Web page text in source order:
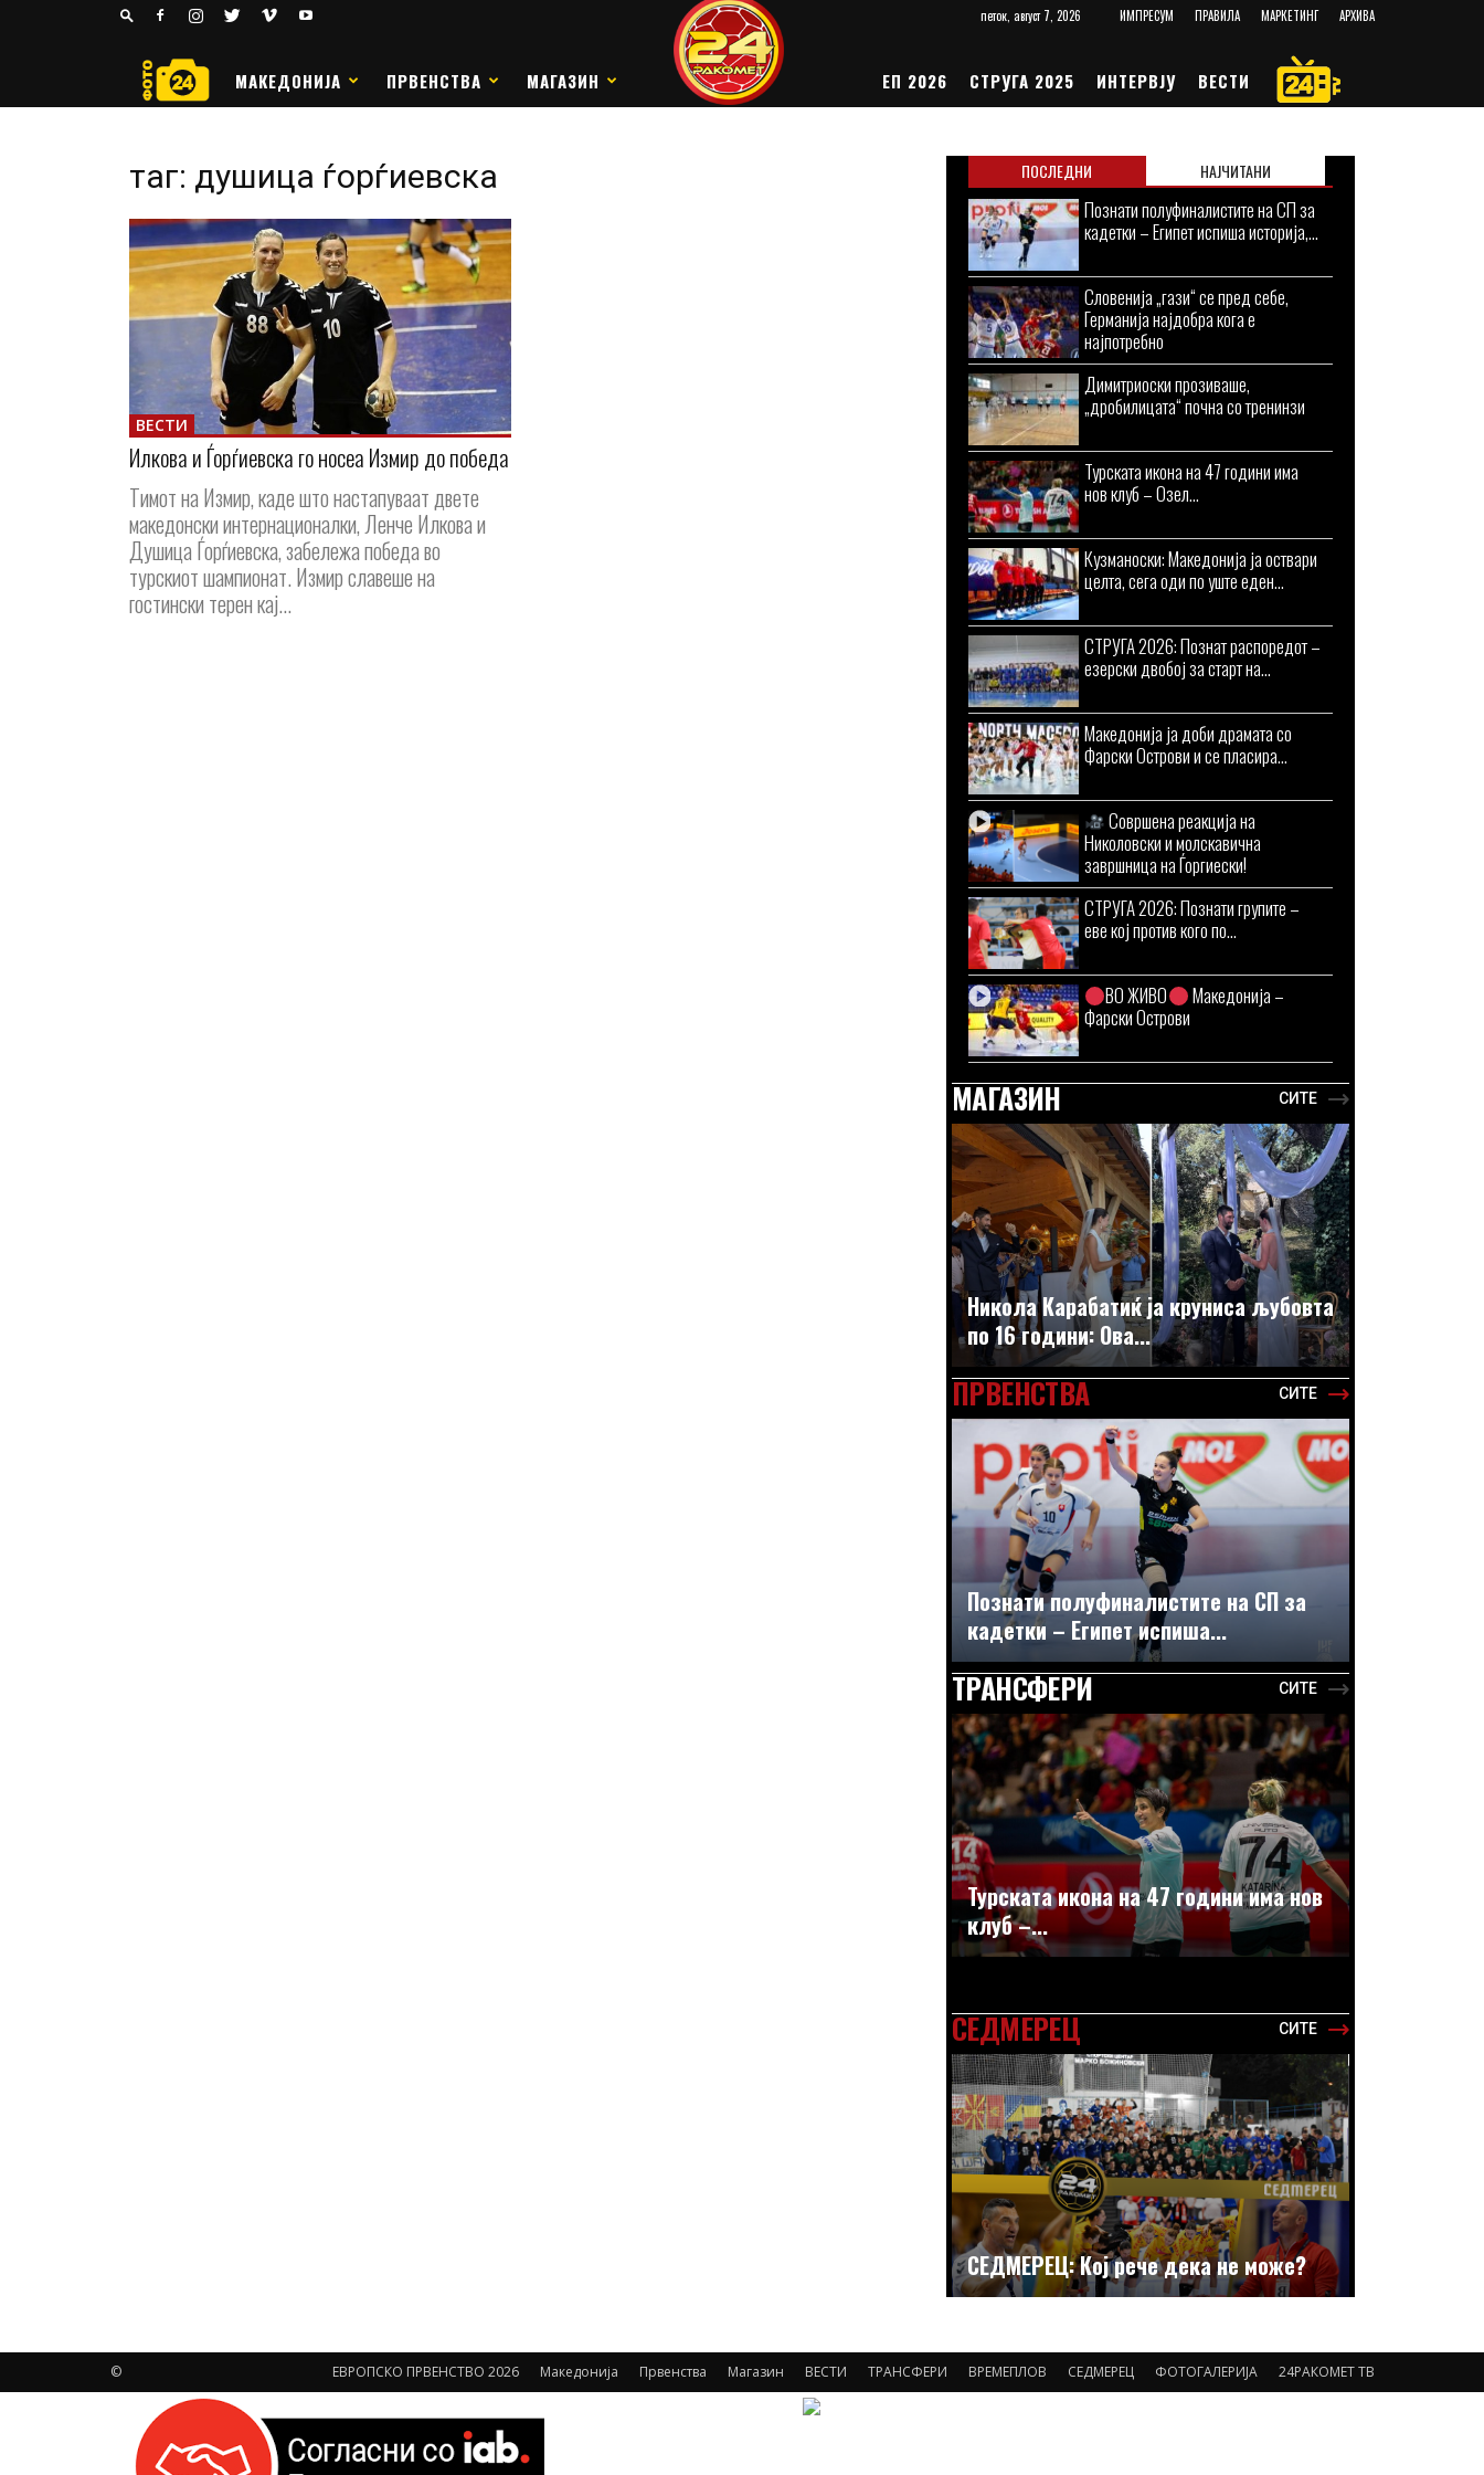
петок, август 7, 2026 ИМПРЕСУМ ПРАВИЛА МАРКЕТИНГ АРХИВА
РАКОМЕТ
МАКЕДОНИЈА ПРВЕНСТВА МАГАЗИН ЕП 2026 СТРУГА 2025 ИНТЕРВЈУ ВЕСТИ
таг: душица ѓорѓиевска
ВЕСТИ
Илкова и Ѓорѓиевска го носеа Измир до победа
Тимот на Измир, каде што настапуваат двете
македонски интернационалки, Ленче Илкова и
Душица Ѓорѓиевска, забележа победа во
турскиот шампионат. Измир славеше на
гостински терен кај...
ПОСЛЕДНИ НАЈЧИТАНИ
Познати полуфиналистите на СП за
кадетки – Египет испиша историја,...
Словенија „гази“ се пред себе,
Германија најдобра кога е
најпотребно
Димитриоски прозиваше,
„дробилицата“ почна со тренинзи
Турската икона на 47 години има
нов клуб – Озел...
Кузманоски: Македонија ја оствари
целта, сега оди по уште еден...
СТРУГА 2026: Познат распоредот –
езерски двобој за старт на...
Македонија ја доби драмата со
Фарски Острови и се пласира...
Совршена реакција на
Николовски и молскавична
завршница на Ѓоргиески!
СТРУГА 2026: Познати групите –
еве кој против кого по...
ВО ЖИВО
Македонија –
Фарски Острови
МАГАЗИН СИТЕ
Никола Карабатиќ ја круниса љубовта
по 16 години: Ова...
ПРВЕНСТВА СИТЕ
Познати полуфиналистите на СП за
кадетки – Египет испиша...
ТРАНСФЕРИ СИТЕ
Турската икона на 47 години има нов
клуб –...
СЕДМЕРЕЦ СИТЕ
СЕДМЕРЕЦ: Кој рече дека не може?
ЕВРОПСКО ПРВЕНСТВО 2026 Македонија Првенства Магазин ВЕСТИ ТРАНСФЕРИ ВРЕМЕПЛОВ СЕДМЕРЕЦ ФОТОГАЛЕРИЈА 24РАКОМЕТ ТВ
©